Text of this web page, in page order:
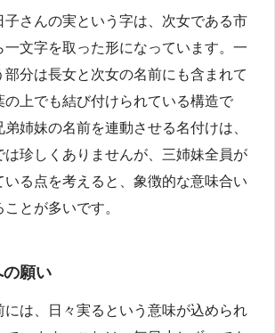
子さんの実という字は、次女である市
一文字を取った形になっています。一
分は長女と次女の名前にも含まれて
の上でも結び付けられている構造で
姉妹の名前を連動させる名付けは、
は珍しくありませんが、三姉妹全員が
いる点を考えると、象徴的な意味合い
とが多いです。
の願い
には、日々実るという意味が込められ